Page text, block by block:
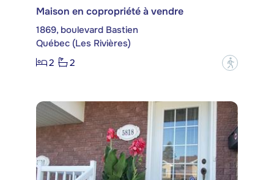
Maison en copropriété à vendre
1869, boulevard Bastien
Québec (Les Rivières)
2
2 ?